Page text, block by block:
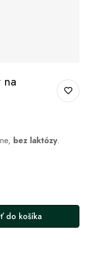
na
bez laktózy.
do košíka